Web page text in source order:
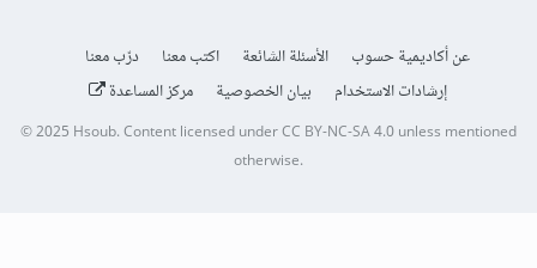
عن أكاديمية حسوب الأسئلة الشائعة اكتب معنا
درّب معنا
إرشادات الاستخدام
بيان الخصوصية مركز المساعدة
© 2025 Hsoub.Content licensed underCC BY-NC-SA 4.0unless mentioned
otherwise.